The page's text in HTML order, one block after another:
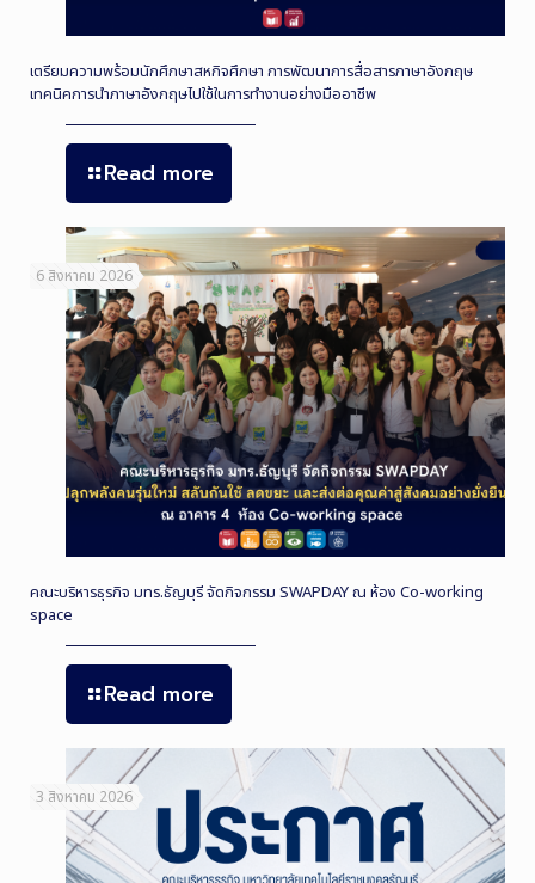
เตรียมความพร้อมนักศึกษาสหกิจศึกษา การพัฒนาการสื่อสารภาษาอังกฤษ
เทคนิคการนำภาษาอังกฤษไปใช้ในการทำงานอย่างมืออาชีพ
Read more
6 สิงหาคม 2026
คณะบริหารธุรกิจ มทร.ธัญบุรี จัดกิจกรรม SWAPDAY ณ ห้อง Co-working
space
Read more
3 สิงหาคม 2026